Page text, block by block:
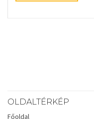
OLDALTÉRKÉP
Főoldal